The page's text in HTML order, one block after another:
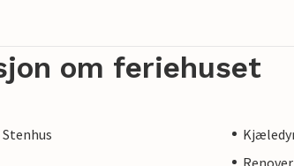
om feriehuset